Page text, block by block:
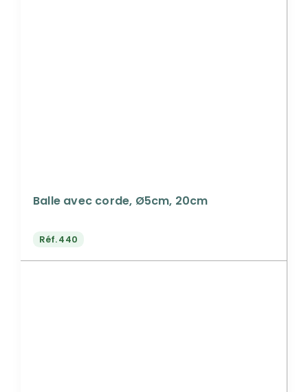
Balle avec corde, Ø5cm, 20cm
Réf.440